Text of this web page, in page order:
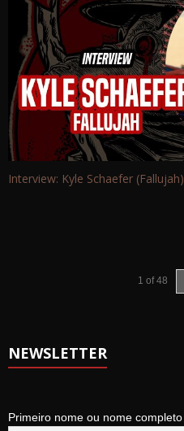
Interview: Kyle Schaefer (Fallujah)
1 of 48
NEWSLETTER
Primeiro nome ou nome completo